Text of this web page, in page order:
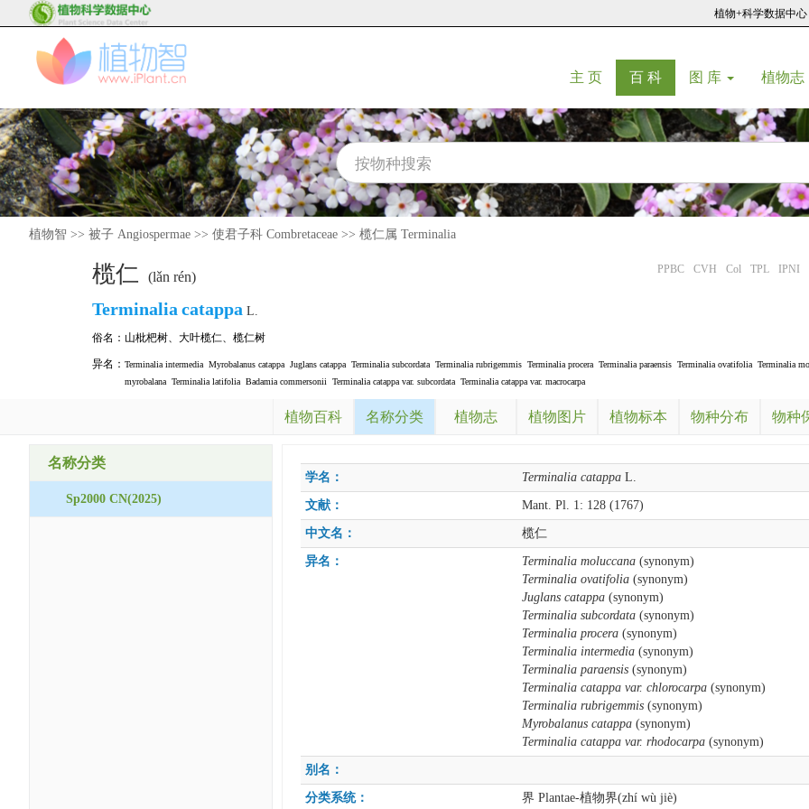
植物+科学数据中心
主 页(current)
百 科(current)
图 库 植物志
植物智 >> 被子 Angiospermae >> 使君子科 Combretaceae >> 榄仁属 Terminalia
榄仁 (lǎn rén) PPBC CVH Col TPL IPNI
Terminalia catappa L.
俗名： 山枇杷树、 大叶榄仁、 榄仁树
异名： Terminalia intermedia Myrobalanus catappa Juglans catappa Terminalia subcordata Terminalia rubrigemmis Terminalia procera Terminalia paraensis Terminalia ovatifolia Terminalia
myrobalana Terminalia latifolia Badamia commersonii Terminalia catappa var. subcordata Terminalia catappa var. macrocarpa
植物百科 名称分类 植物志 植物图片 植物标本 物种分布 物种
名称分类
Sp2000 CN(2025)
学名： Terminalia catappa L.
文献： Mant. Pl. 1: 128 (1767)
中文名： 榄仁
异名： Terminalia moluccana (synonym)
Terminalia ovatifolia (synonym)
Juglans catappa (synonym)
Terminalia subcordata (synonym)
Terminalia procera (synonym)
Terminalia intermedia (synonym)
Terminalia paraensis (synonym)
Terminalia catappa var. chlorocarpa (synonym)
Terminalia rubrigemmis (synonym)
Myrobalanus catappa (synonym)
Terminalia catappa var. rhodocarpa (synonym)
别名：
分类系统： 界 Plantae-植物界(zhí wù jiè)